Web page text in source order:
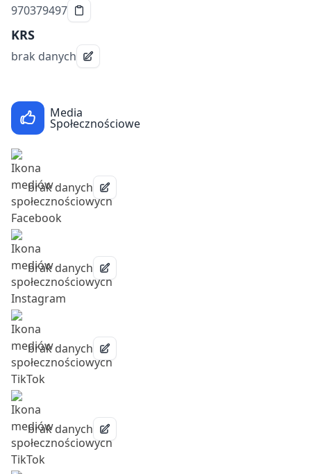
970379497
KRS
brak danych
Media
Społecznościowe
brak danych
brak danych
brak danych
brak danych